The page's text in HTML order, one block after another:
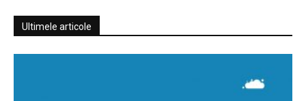
Ultimele articole